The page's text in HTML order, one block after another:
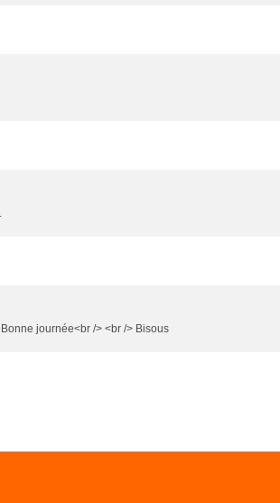
journée<br /> <br /> Bisous